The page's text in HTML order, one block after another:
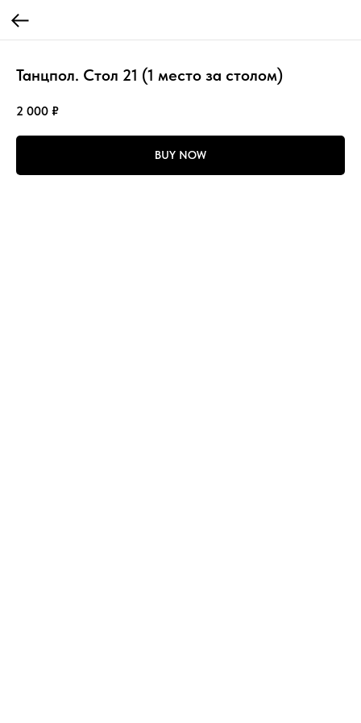
Танцпол. Стол 21 (1 место за столом)
2 000 ₽
BUY NOW